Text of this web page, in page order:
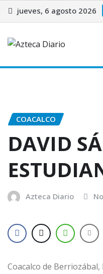
Saltar
al
jueves, 6 agosto 2026
COACALCO
DAVID
Azteca Diario
Coacalco de